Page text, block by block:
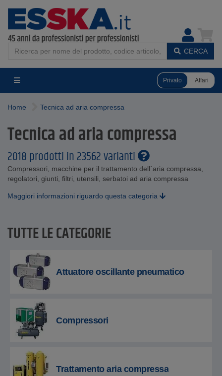
CERCA
Privato Affari
Home Tecnica ad aria compressa
Tecnica ad aria compressa
2018 prodotti in 23562 varianti
Compressori, macchine per il trattamento dell´aria compressa,
regolatori, giunti, filtri, utensili, serbatoi ad aria compressa
Maggiori informazioni riguardo questa categoria
TUTTE LE CATEGORIE
Attuatore oscillante pneumatico
Compressori
Trattamento aria compressa